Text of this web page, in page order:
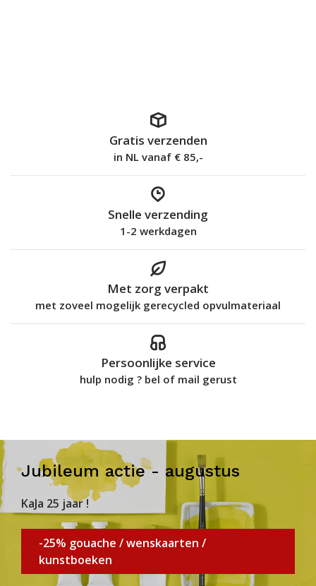
Gratis verzenden
in NL vanaf € 85,-
Snelle verzending
1-2 werkdagen
Met zorg verpakt
met zoveel mogelijk gerecycled opvulmateriaal
Persoonlijke service
hulp nodig ? bel of mail gerust
Jubileum actie - augustus
KaJa 25 jaar !
-25% gouache / wenskaarten /
kunstboeken